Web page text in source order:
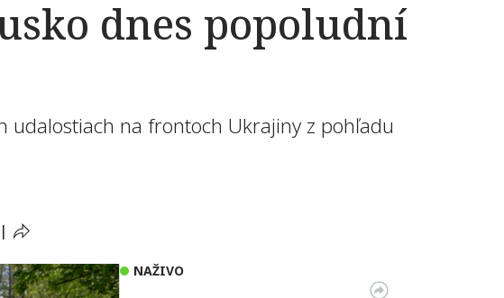
dnes popoludní
udalostiach na frontoch Ukrajiny z pohľadu
|
NAŽIVO